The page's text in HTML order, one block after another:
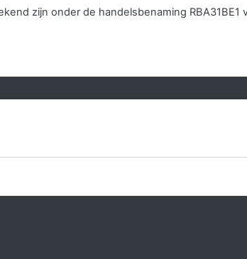
zijn onder de handelsbenaming RBA31BE1